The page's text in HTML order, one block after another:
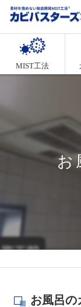
MIST工法
お
お風呂の